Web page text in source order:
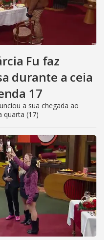
Fu faz
durante a ceia
17
a sua chegada ao
quarta (17)